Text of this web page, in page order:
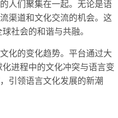
人们聚集在一起。无论是语
渠道和文化交流的机会。这
社会的和谐与共融。
化的变化趋势。平台通过大
进程中的文化冲突与语言变
引领语言文化发展的新潮